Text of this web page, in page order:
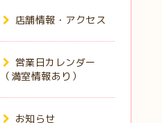
店舗情報・アクセス
営業日カレンダー
（満室情報あり）
お知らせ